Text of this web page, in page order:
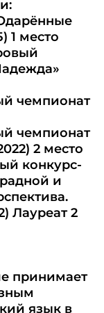
1 место
чемпионат
чемпионат
2 место
конкурс-
и
Лауреат 2
принимает
язык в